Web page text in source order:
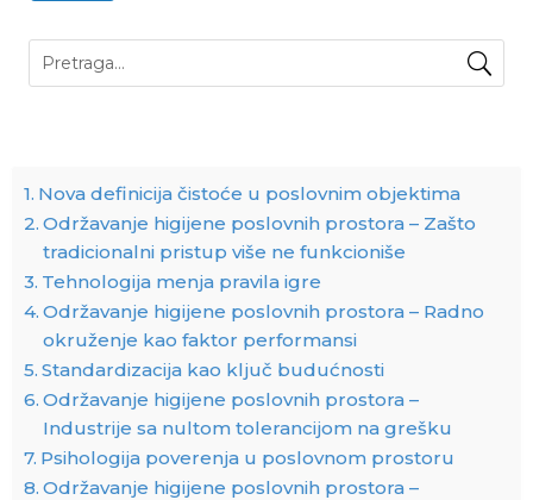
Nova definicija čistoće u poslovnim objektima
Održavanje higijene poslovnih prostora – Zašto
tradicionalni pristup više ne funkcioniše
Tehnologija menja pravila igre
Održavanje higijene poslovnih prostora – Radno
okruženje kao faktor performansi
Standardizacija kao ključ budućnosti
Održavanje higijene poslovnih prostora –
Industrije sa nultom tolerancijom na grešku
Psihologija poverenja u poslovnom prostoru
Održavanje higijene poslovnih prostora –